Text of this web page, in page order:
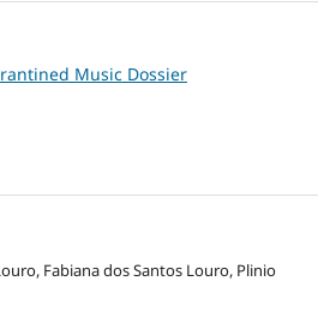
Music Dossier
Fabiana dos Santos Louro, Plinio